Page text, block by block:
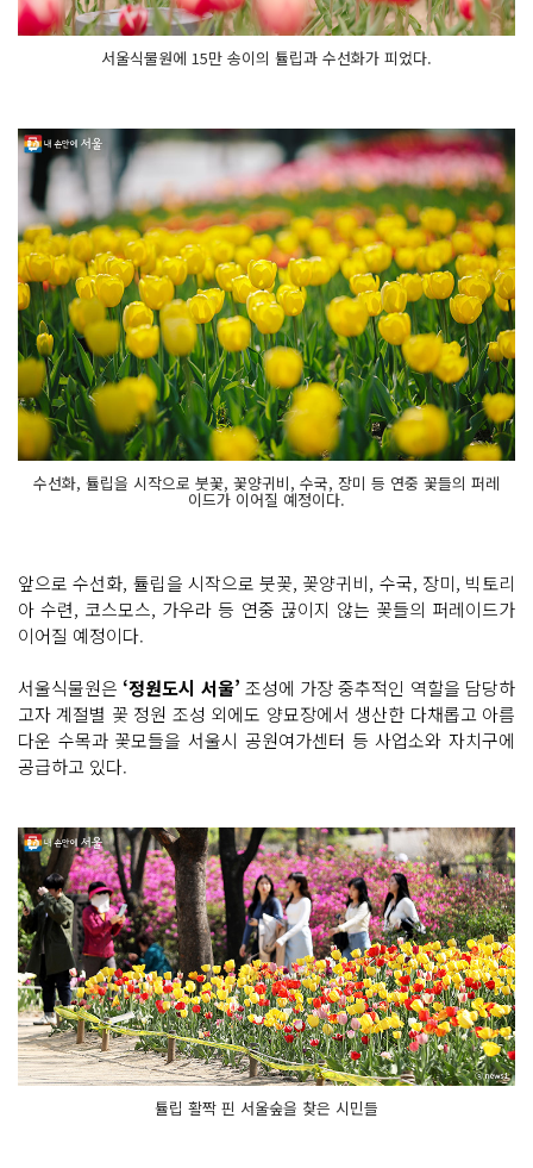
서울식물원에 15만 송이의 튤립과 수선화가 피었다.
수선화, 튤립을 시작으로 붓꽃, 꽃양귀비, 수국, 장미 등 연중 꽃들의 퍼레
이드가 이어질 예정이다.
앞으로 수선화, 튤립을 시작으로 붓꽃, 꽃양귀비, 수국, 장미, 빅토리
아 수련, 코스모스, 가우라 등 연중 끊이지 않는 꽃들의 퍼레이드가
이어질 예정이다.
서울식물원은 ‘정원도시 서울’ 조성에 가장 중추적인 역할을 담당하
고자 계절별 꽃 정원 조성 외에도 양묘장에서 생산한 다채롭고 아름
다운 수목과 꽃모들을 서울시 공원여가센터 등 사업소와 자치구에
공급하고 있다.
튤립 활짝 핀 서울숲을 찾은 시민들